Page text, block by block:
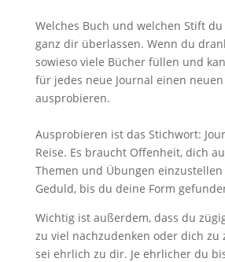
Welches Buch und welchen Stift
ganz dir überlassen. Wenn du
sowieso viele Bücher füllen und
für jedes neue Journal einen
ausprobieren.
Ausprobieren ist das Stichwort:
Reise. Es braucht Offenheit, dich
Themen und Übungen
Geduld, bis du deine Form
Wichtig ist außerdem, dass du
zu viel nachzudenken oder dich zu
sei ehrlich zu dir. Je ehrlicher du